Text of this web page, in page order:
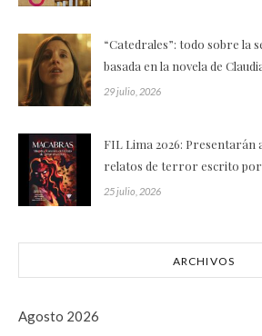
“Catedrales”: todo sobre la
basada en la novela de
29 julio, 2026
FIL Lima 2026: Presentarán
relatos de terror escrito
25 julio, 2026
ARCHIVOS
Agosto 2026